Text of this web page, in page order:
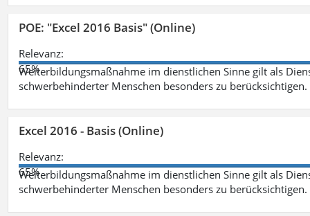
POE: "Excel 2016 Basis" (Online)
Relevanz:
65%
Weiterbildungsmaßnahme im dienstlichen Sinne gilt als
schwerbehinderter Menschen besonders zu berücksichtigen.
Excel 2016 - Basis (Online)
Relevanz:
65%
Weiterbildungsmaßnahme im dienstlichen Sinne gilt als
schwerbehinderter Menschen besonders zu berücksichtigen.